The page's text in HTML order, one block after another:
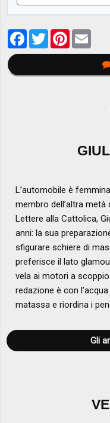
Facebook
TwitterPinterest
L’automobile è
membro dell’altra metà
Lettere alla Cattolica,
anni: la sua
sfigurare schiere di
preferisce il lato
vela ai motori a
redazione è con
matassa e riordina i
Gli